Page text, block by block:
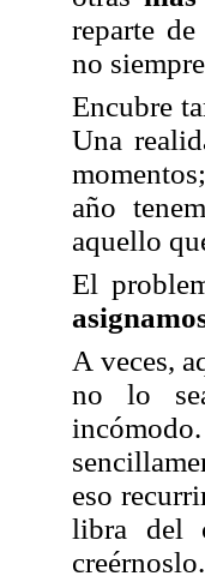
reparte
no
Encubre
Una
año
aquello
El
A veces,
no lo
eso
libra del
creérnoslo.